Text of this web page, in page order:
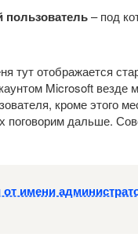
пользователь– под
тут отображается
Microsoft везде
кроме этого
поговорим дальше.
от имени